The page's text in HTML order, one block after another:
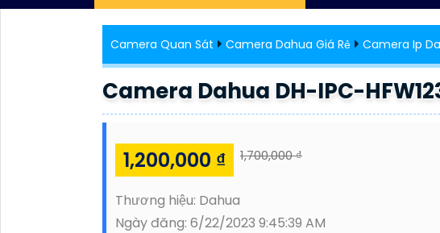
Camera Quan Sát Camera Dahua Giá Rẻ Camera Ip
Camera Dahua DH-IPC-
1,200,000 ₫ 1,700,000 ₫
Thương hiệu: Dahua
Ngày đăng: 6/22/2023 9:45:39 AM